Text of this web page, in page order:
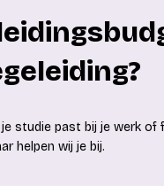
je studie past bij je werk
helpen wij je bij.